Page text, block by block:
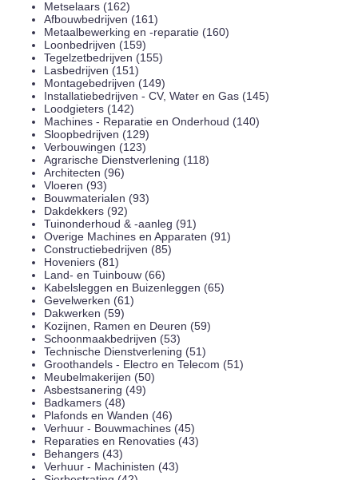
Metselaars (162)
Afbouwbedrijven (161)
Metaalbewerking en -reparatie (160)
Loonbedrijven (159)
Tegelzetbedrijven (155)
Lasbedrijven (151)
Montagebedrijven (149)
Installatiebedrijven - CV, Water en Gas (145)
Loodgieters (142)
Machines - Reparatie en Onderhoud (140)
Sloopbedrijven (129)
Verbouwingen (123)
Agrarische Dienstverlening (118)
Architecten (96)
Vloeren (93)
Bouwmaterialen (93)
Dakdekkers (92)
Tuinonderhoud & -aanleg (91)
Overige Machines en Apparaten (91)
Constructiebedrijven (85)
Hoveniers (81)
Land- en Tuinbouw (66)
Kabelsleggen en Buizenleggen (65)
Gevelwerken (61)
Dakwerken (59)
Kozijnen, Ramen en Deuren (59)
Schoonmaakbedrijven (53)
Technische Dienstverlening (51)
Groothandels - Electro en Telecom (51)
Meubelmakerijen (50)
Asbestsanering (49)
Badkamers (48)
Plafonds en Wanden (46)
Verhuur - Bouwmachines (45)
Reparaties en Renovaties (43)
Behangers (43)
Verhuur - Machinisten (43)